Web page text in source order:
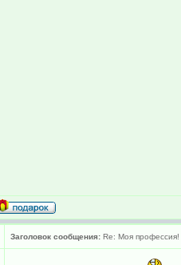
Заголовок сообщения: Re: Моя профессия!